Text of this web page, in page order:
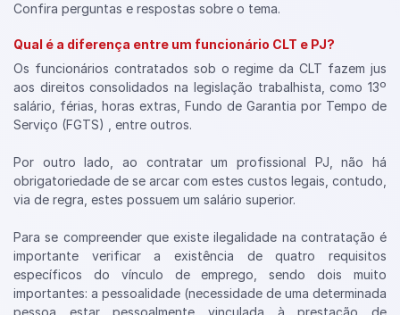
Confira perguntas e respostas sobre o tema.
Qual é a diferença entre um funcionário CLT e PJ?
Os funcionários contratados sob o regime da CLT fazem jus
aos direitos consolidados na legislação trabalhista, como 13º
salário, férias, horas extras, Fundo de Garantia por Tempo de
Serviço (FGTS) , entre outros.
Por outro lado, ao contratar um profissional PJ, não há
obrigatoriedade de se arcar com estes custos legais, contudo,
via de regra, estes possuem um salário superior.
Para se compreender que existe ilegalidade na contratação é
importante verificar a existência de quatro requisitos
específicos do vínculo de emprego, sendo dois muito
importantes: a pessoalidade (necessidade de uma determinada
pessoa estar pessoalmente vinculada à prestação de